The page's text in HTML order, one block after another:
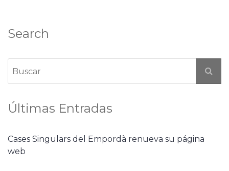
Search
Últimas Entradas
Cases Singulars del Empordà renueva su página
web